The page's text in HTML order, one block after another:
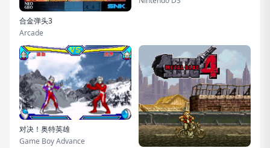
合金弹头3
Arcade
对决！奥特英雄
Game Boy Advance